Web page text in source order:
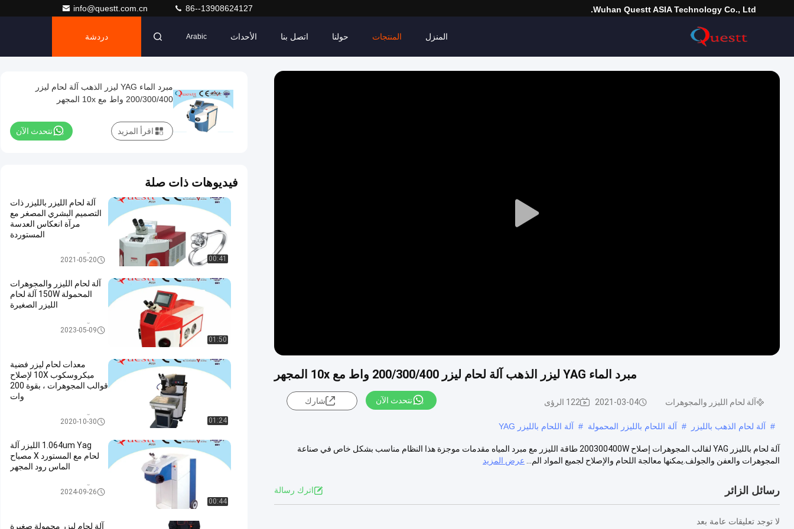
Wuhan Questt ASIA Technology Co., Ltd.
info@questt.com.cn 86--13908624127
المنزل المنتجات حولنا اتصل بنا الأحداث Arabic دردشة
Play
مبرد الماء YAG ليزر الذهب آلة لحام ليزر 200/300/400 واط مع 10x المجهر
آلة لحام الليزر والمجوهرات 2021-03-04 122 الرؤى نتحدث الآن شارك
# آلة لحام الذهب بالليزر # آلة اللحام بالليزر المحمولة # آلة اللحام بالليزر YAG
آلة لحام بالليزر YAG لقالب المجوهرات إصلاح 200300400W طاقة الليزر مع مبرد المياه مقدمات موجزة هذا النظام مناسب بشكل خاص في صناعة
المجوهرات والعفن والجولف.يمكنها معالجة اللحام والإصلاح لجميع المواد الم...
عرض المزيد
رسائل الزائر اترك رسالة
لا توجد تعليقات عامة بعد
مبرد الماء YAG ليزر الذهب آلة لحام ليزر
200/300/400 واط مع 10x المجهر
نتحدث الآن اقرأ المزيد
فيديوهات ذات صلة
00:41
آلة لحام الليزر بالليزر ذات
التصميم البشري المصغر مع
مرآة انعكاس العدسة
المستوردة
آلة لحام الليزر والمجوهرات
2021-05-20
01:50
آلة لحام الليزر والمجوهرات
المحمولة 150W آلة لحام
الليزر الصغيرة
آلة لحام الليزر والمجوهرات
2023-05-09
01:24
معدات لحام ليزر فضية
ميكروسكوب 10X لإصلاح
قوالب المجوهرات ، بقوة 200
وات
آلة لحام الليزر والمجوهرات
2020-10-30
00:44
1.064um Yag الليزر آلة
لحام مع المستورد X مصباح
الماس رود المجهر
آلة لحام الليزر والمجوهرات
2024-09-26
آلة لحام ليزر محمولة صغيرة